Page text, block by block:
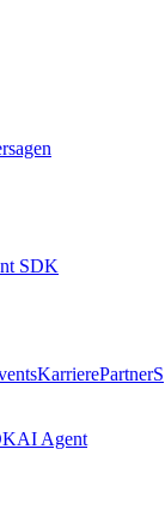
SDK
KarrierePartnerS
AI Agent